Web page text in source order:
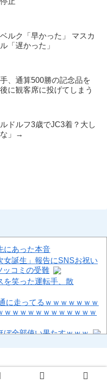
ルク「早かった」 マスカ
「遅かった」
、通算500勝の記念品を
に観客席に投げてしまう
ルドルフ3歳でJC3着？大し
」→
にあった本音
女誕生」報告にSNSお祝い
ッコミの受難
を笑った運転手、散
に走ってるｗｗｗｗｗｗｗ
ｗｗｗｗｗｗｗｗｗｗｗｗ
ぼ全部使い果たすｗｗｗ
ず...連勝は4で止まる...ビド
回1失点
ロン棒ch.